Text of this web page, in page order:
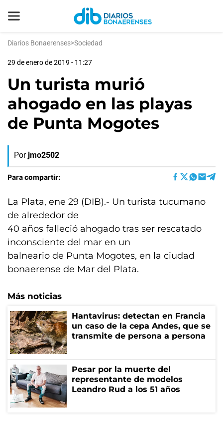
Diarios Bonaerenses>Sociedad
29 de enero de 2019 - 11:27
Un turista murió
ahogado en las playas
de Punta Mogotes
Por jmo2502
Para compartir:
La Plata, ene 29 (DIB).- Un turista tucumano
de alrededor de
40 años falleció ahogado tras ser rescatado
inconsciente del mar en un
balneario de Punta Mogotes, en la ciudad
bonaerense de Mar del Plata.
Más noticias
Hantavirus: detectan en Francia
un caso de la cepa Andes, que se
transmite de persona a persona
Pesar por la muerte del
representante de modelos
Leandro Rud a los 51 años